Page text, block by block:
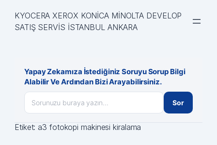
KYOCERA XEROX KONİCA MİNOLTA DEVELOP
SATIŞ SERVİS İSTANBUL ANKARA
Yapay Zekamıza İstediğiniz Soruyu Sorup Bilgi
Alabilir Ve Ardından Bizi Arayabilirsiniz.
Sor
Etiket: a3 fotokopi makinesi kiralama